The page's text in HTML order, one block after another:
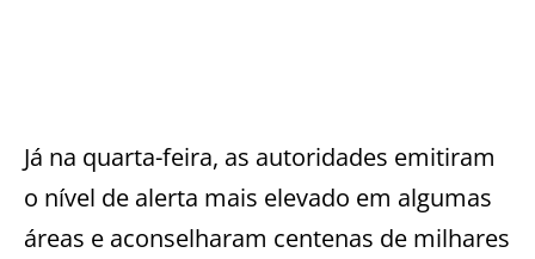
Já na quarta-feira, as autoridades emitiram
o nível de alerta mais elevado em algumas
áreas e aconselharam centenas de milhares